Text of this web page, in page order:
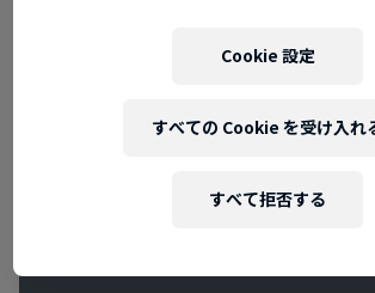
Cookie 設定
すべて拒否する
すべての Cookie を受け入れ